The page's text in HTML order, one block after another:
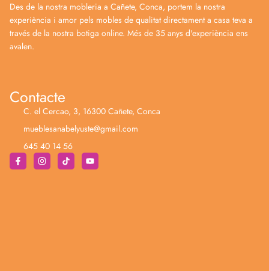
Des de la nostra mobleria a Cañete, Conca, portem la nostra
experiència i amor pels mobles de qualitat directament a casa teva a
través de la nostra botiga online. Més de 35 anys d'experiència ens
avalen.
Contacte
C. el Cercao, 3, 16300 Cañete, Conca
mueblesanabelyuste@gmail.com
645 40 14 56